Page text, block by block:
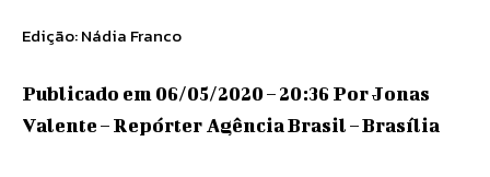
Edição: Nádia Franco
Publicado em 06/05/2020 – 20:36 Por Jonas
Valente – Repórter Agência Brasil – Brasília